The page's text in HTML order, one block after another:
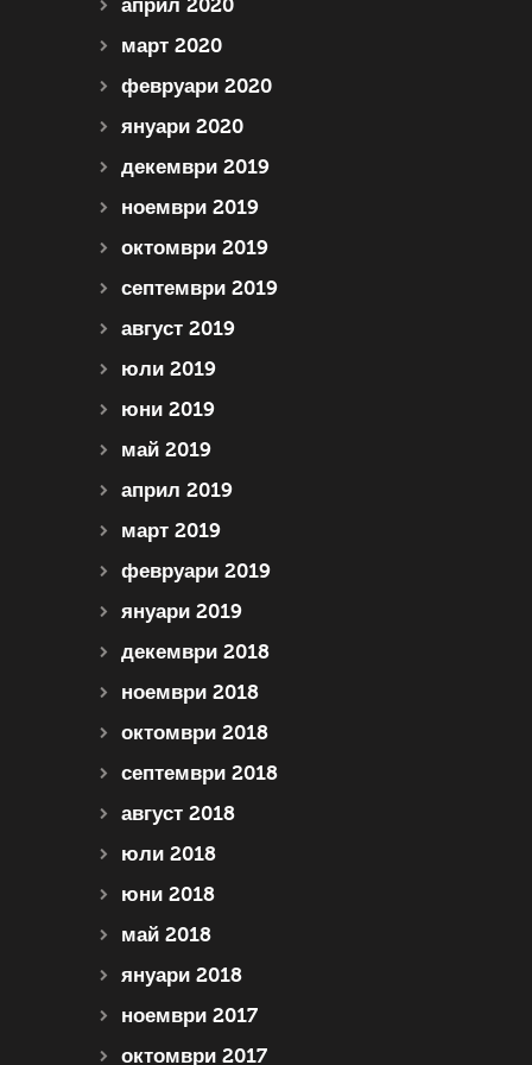
април 2020
март 2020
февруари 2020
януари 2020
декември 2019
ноември 2019
октомври 2019
септември 2019
август 2019
юли 2019
юни 2019
май 2019
април 2019
март 2019
февруари 2019
януари 2019
декември 2018
ноември 2018
октомври 2018
септември 2018
август 2018
юли 2018
юни 2018
май 2018
януари 2018
ноември 2017
октомври 2017